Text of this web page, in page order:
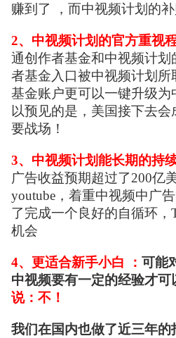
赚到了 ，而中视频计划的
2、中视频计划的官方重视
通创作者基金和中视频计
者基金入口被中视频计划
基金账户更可以一键升级
以预见的是，美国接下去
要战场！
3、中视频计划能长期的持
广告收益预期超过了200亿
youtube，着重中视频中广
了完成一个良好的自循环
机会
4、 更适合新手小白 ： 可能
中视频要有一定的经验才可
说：不！
我们在国内也做了近三年的